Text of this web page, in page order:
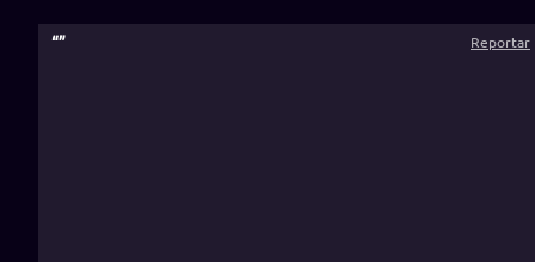
“” Reportar